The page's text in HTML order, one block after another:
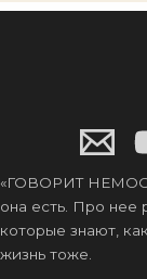
«ГОВОРИТ
она есть. Про нее
которые знают,
жизнь тоже.